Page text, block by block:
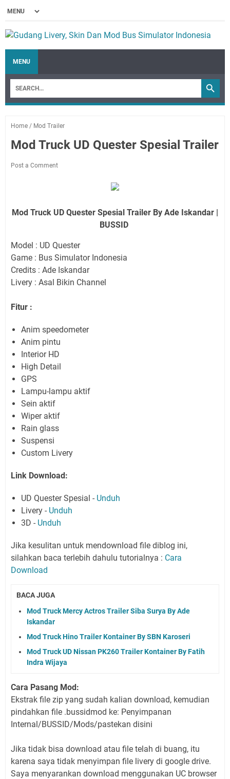
MENU
Home / Mod Trailer
Mod Truck UD Quester Spesial Trailer
Post a Comment
Mod Truck UD Quester Spesial Trailer By Ade Iskandar |
BUSSID
Model : UD Quester
Game : Bus Simulator Indonesia
Credits : Ade Iskandar
Livery : Asal Bikin Channel
Fitur :
Anim speedometer
Anim pintu
Interior HD
High Detail
GPS
Lampu-lampu aktif
Sein aktif
Wiper aktif
Rain glass
Suspensi
Custom Livery
Link Download:
UD Quester Spesial - Unduh
Livery - Unduh
3D - Unduh
Jika kesulitan untuk mendownload file diblog ini,
silahkan baca terlebih dahulu tutorialnya : Cara
Download
BACA JUGA
Mod Truck Mercy Actros Trailer Siba Surya By Ade
Iskandar
Mod Truck Hino Trailer Kontainer By SBN Karoseri
Mod Truck UD Nissan PK260 Trailer Kontainer By Fatih
Indra Wijaya
Cara Pasang Mod:
Ekstrak file zip yang sudah kalian download, kemudian
pindahkan file .bussidmod ke: Penyimpanan
Internal/BUSSID/Mods/pastekan disini
Jika tidak bisa download atau file telah di buang, itu
karena saya tidak menyimpan file livery di google drive.
Saya menyarankan download menggunakan UC browser